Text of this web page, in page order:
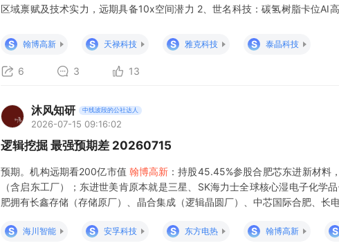
区域禀赋及技术实力，远期具备10x空间潜力 2、世名科技：碳氢树脂卡位AI
先： M9已跑通、日本客户处验证阶段
S 翰博高新 S 天禄科技 S 雅克科技 S 泰晶科技
6 3 13
沐风知研 中线波段的公社达人
2026-07-15 09:16:02
逻辑挖掘 最强预期差 20260715
预期。机构远期看200亿市值 翰博高新 ：持股45.45%参股合肥芯东进新材料
（含启东工厂）；东进世美肯原本就是三星、SK海力士全球核心湿电子化学
肥拥有长鑫存储（存储原厂）、晶合集成（逻辑晶圆厂）、中芯国际合肥、长
S
海川智能 S 安孚科技 S 东方电热 S 翰博高新 S